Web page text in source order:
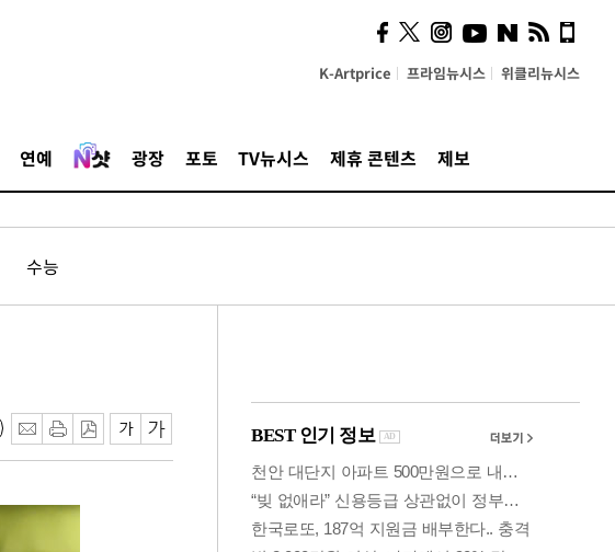
K-Artprice 프라임뉴시스 위클리뉴시스
연예 광장 포토 TV뉴시스 제휴 콘텐츠 제보
수능
계…'고급 가요'의 주체적
영토